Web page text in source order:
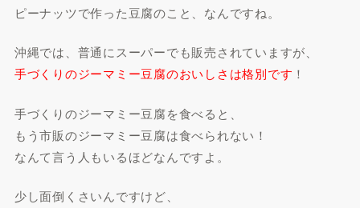
ピーナッツで作った豆腐のこと、なんですね。
沖縄では、普通にスーパーでも販売されていますが、
手づくりのジーマミー豆腐のおいしさは格別です ！
手づくりのジーマミー豆腐を食べると、
もう市販のジーマミー豆腐は食べられない！
なんて言う人もいるほどなんですよ。
少し面倒くさいんですけど、